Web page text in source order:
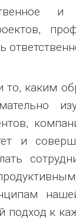
и
каким
и
подход к